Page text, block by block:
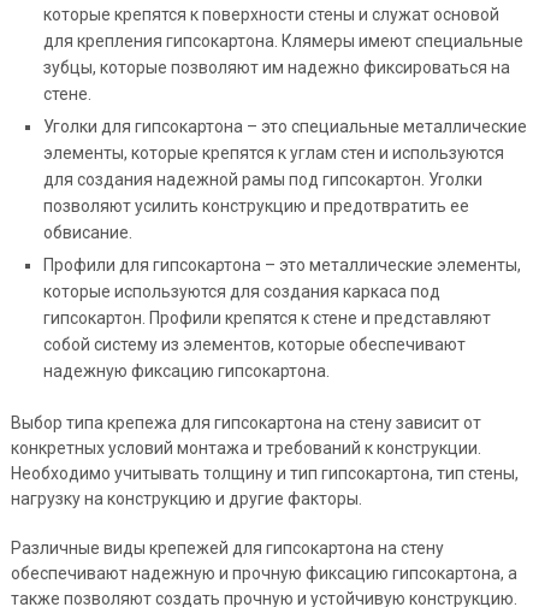
которые крепятся к поверхности стены и служат основой
для крепления гипсокартона. Клямеры имеют специальные
зубцы, которые позволяют им надежно фиксироваться на
стене.
Уголки для гипсокартона – это специальные металлические
элементы, которые крепятся к углам стен и используются
для создания надежной рамы под гипсокартон. Уголки
позволяют усилить конструкцию и предотвратить ее
обвисание.
Профили для гипсокартона – это металлические элементы,
которые используются для создания каркаса под
гипсокартон. Профили крепятся к стене и представляют
собой систему из элементов, которые обеспечивают
надежную фиксацию гипсокартона.
Выбор типа крепежа для гипсокартона на стену зависит от
конкретных условий монтажа и требований к конструкции.
Необходимо учитывать толщину и тип гипсокартона, тип стены,
нагрузку на конструкцию и другие факторы.
Различные виды крепежей для гипсокартона на стену
обеспечивают надежную и прочную фиксацию гипсокартона, а
также позволяют создать прочную и устойчивую конструкцию.